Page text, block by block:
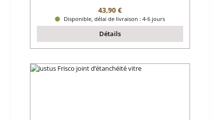
Prix régulier :
43,90 €
Disponible, délai de livraison : 4-6 jours
Détails